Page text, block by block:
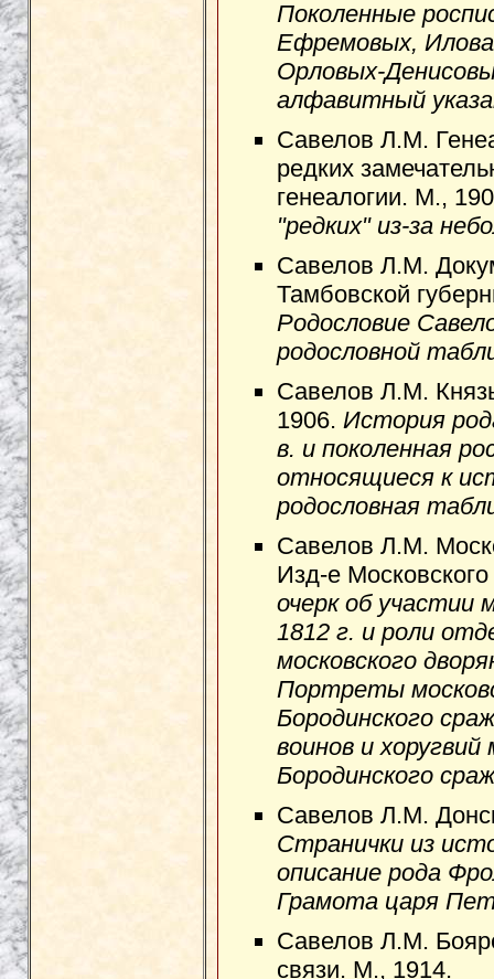
Поколенные
Ефремовых,
Орловых-
алфавитный
Савелов Л.М.
редких
генеалогии. М.,
"редких" из-за
Савелов Л.М.
Тамбовской
Родословие
родословной
Савелов Л.М.
1906. История
в. и поколенная
относящиеся к
родословная
Савелов Л.М.
Изд-е
очерк об участии
1812 г. и роли
московского
Портреты
Бородинского
воинов и
Бородинского
Савелов Л.М.
Странички из
описание рода
Грамота царя
Савелов Л.М.
связи. М., 1914.